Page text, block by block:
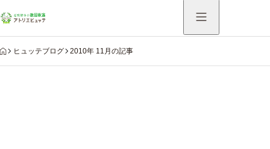
HOME
ヒュッテブログ 2010年 11月の記事